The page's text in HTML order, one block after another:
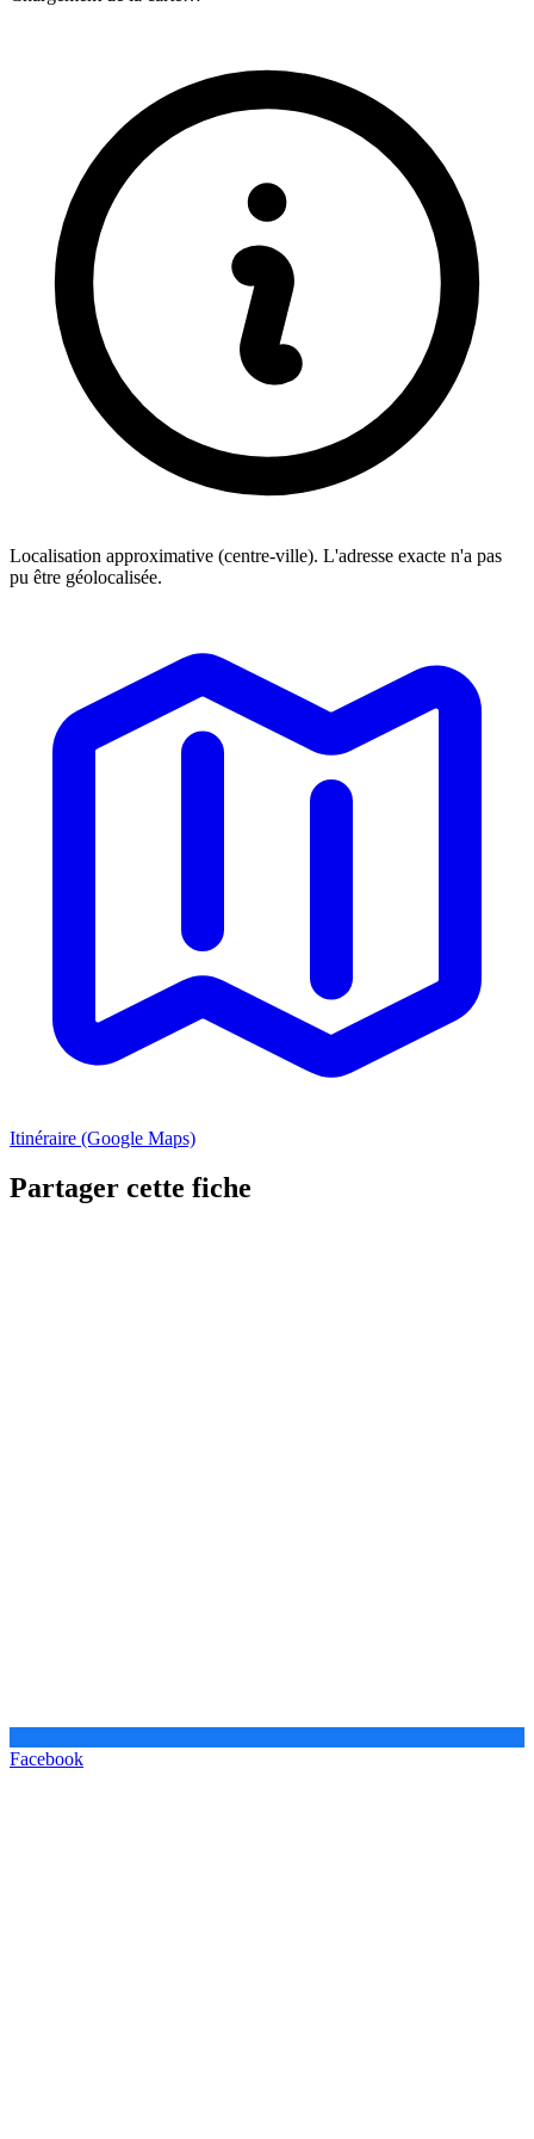
Localisation approximative (centre-ville). L'adresse exacte n'a pas
pu être géolocalisée.
Itinéraire (Google Maps)
Partager cette fiche
Facebook